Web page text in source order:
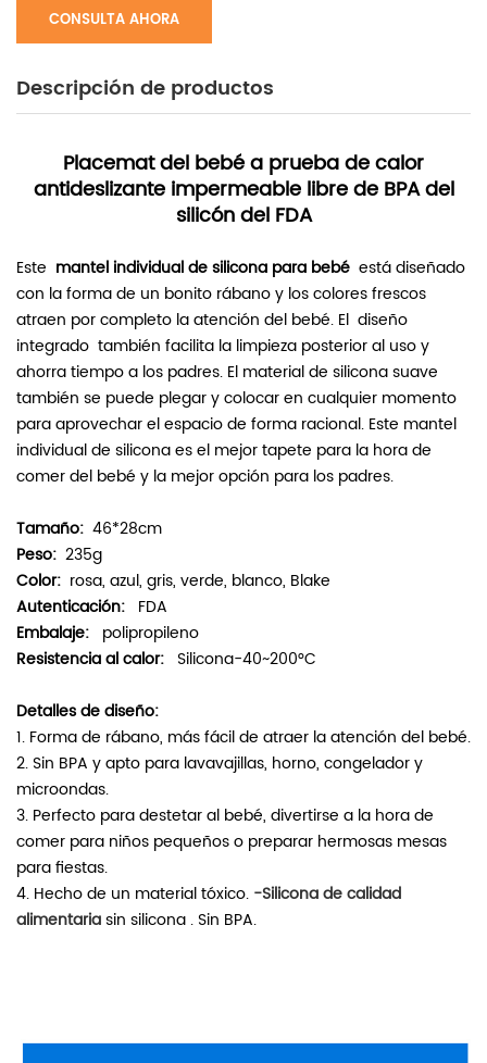
CONSULTA AHORA
Descripción de productos
Placemat del bebé a prueba de calor
antideslizante impermeable libre de BPA del
silicón del FDA
Este mantel individual de silicona para bebé está diseñado
con la forma de un bonito rábano y los colores frescos
atraen por completo la atención del bebé. El diseño
integrado también facilita la limpieza posterior al uso y
ahorra tiempo a los padres. El material de silicona suave
también se puede plegar y colocar en cualquier momento
para aprovechar el espacio de forma racional. Este mantel
individual de silicona es el mejor tapete para la hora de
comer del bebé y la mejor opción para los padres.
Tamaño: 46*28cm
Peso: 235g
Color: rosa, azul, gris, verde, blanco, Blake
Autenticación: FDA
Embalaje: polipropileno
Resistencia al calor: Silicona-40~200°C
Detalles de diseño:
1. Forma de rábano, más fácil de atraer la atención del bebé.
2. Sin BPA y apto para lavavajillas, horno, congelador y
microondas.
3. Perfecto para destetar al bebé, divertirse a la hora de
comer para niños pequeños o preparar hermosas mesas
para fiestas.
4. Hecho de un material tóxico. -Silicona de calidad
alimentariasin silicona . Sin BPA.